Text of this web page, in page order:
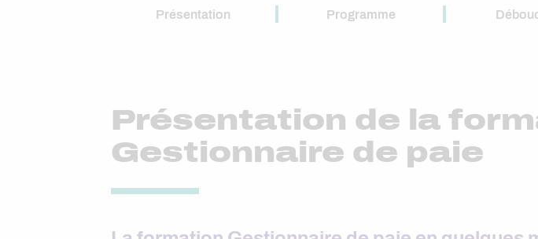
Présentation Programme
Présentation de la
Gestionnaire de paie